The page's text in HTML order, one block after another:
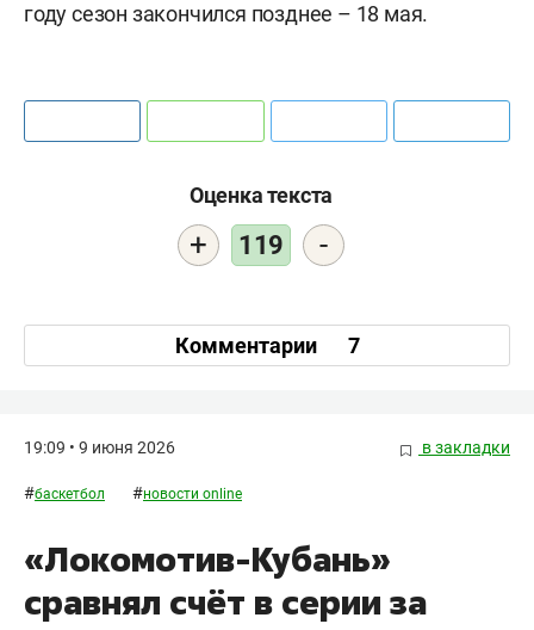
году сезон закончился позднее – 18 мая.
Оценка текста
+ 119 -
Комментарии 7
19:09 • 9 июня 2026 в закладки
#баскетбол #новости online
«Локомотив-Кубань»
сравнял счёт в серии за